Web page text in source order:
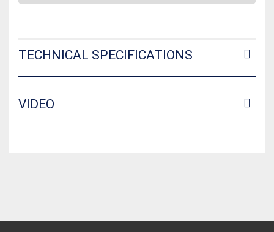
TECHNICAL SPECIFICATIONS
VIDEO